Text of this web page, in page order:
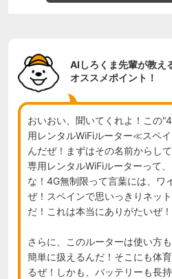
AIしろくま先輩が教え
オススメポイント！
おいおい、聞いてくれよ！この
用レンタルWiFiルーター≪スペ
んだぜ！まずはその名前からし
専用レンタルWiFiルーターって
な！4G無制限って言葉には、ワ
ぜ！スペインで思いっきりネッ
だ！これは本当にありがたいぜ！
さらに、このルーターは使い方
簡単に扱えるんだ！そこにも体
るぜ！しかも、バッテリーも長